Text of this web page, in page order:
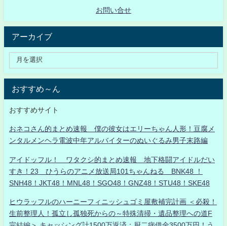
お問い合せ
アーカイブ
おすすめ～ん
おすすめサイト
おネコさん的まとめ速報 僕の彼女はエリーちゃん人形！豆腐メ
ンタルメンヘラ電波中年アルバイターのぬいぐるみ男子末路編
アイドッフル！ ワタクシ的まとめ速報 地下格闘アイドルだい
すき！23 ひうらのアニメ放送局101ちゃんねる BNK48 ！
SNH48！JKT48！MNL48！SGO48！GNZ48！STU48！SKE48
ヒウラッフルのハーニーフィニッシュゴミ屋敷補完計画 ＜必殺！
生前整理人！孤立し孤独死からの～特殊清掃・遺品整理への道F